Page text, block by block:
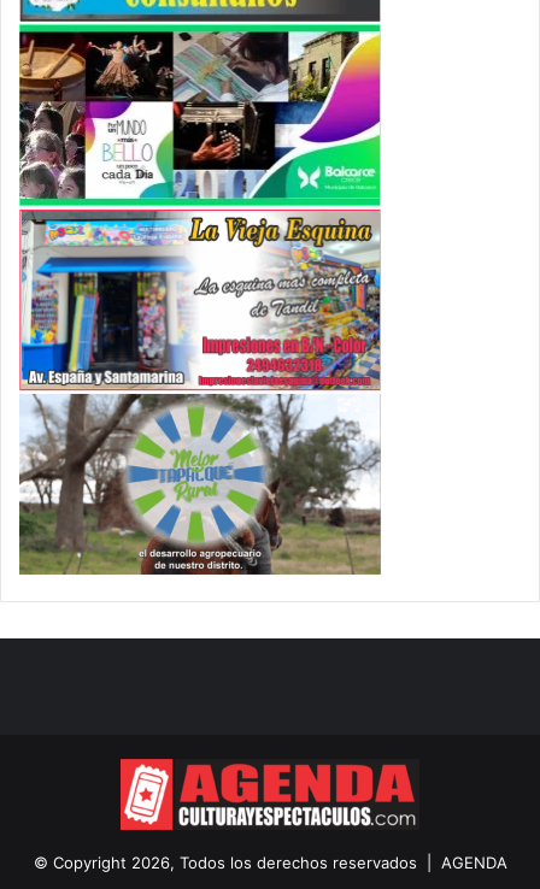
© Copyright 2026, Todos los derechos reservados | AGENDA